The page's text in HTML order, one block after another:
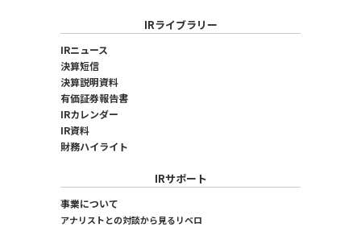
IRライブラリー
IRニュース
決算短信
決算説明資料
有価証券報告書
IRカレンダー
IR資料
財務ハイライト
IRサポート
事業について
アナリストとの対談から見るリベロ